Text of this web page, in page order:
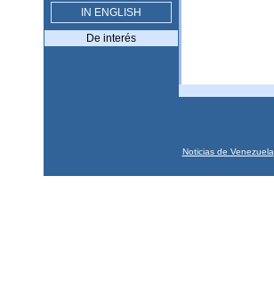
IN ENGLISH
De interés
Noticias de Venezuela